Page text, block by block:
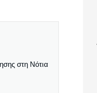
στη Νότια